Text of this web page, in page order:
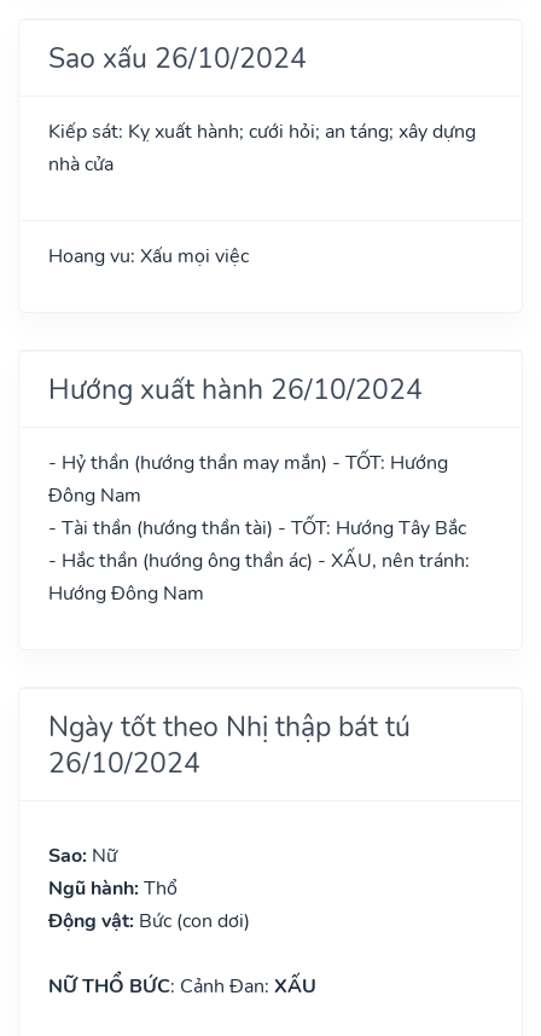
Sao xấu 26/10/2024
Kiếp sát: Kỵ xuất hành; cưới hỏi; an táng; xây dựng
nhà cửa
Hoang vu: Xấu mọi việc
Hướng xuất hành 26/10/2024
- Hỷ thần (hướng thần may mắn) - TỐT: Hướng
Đông Nam
- Tài thần (hướng thần tài) - TỐT: Hướng Tây Bắc
- Hắc thần (hướng ông thần ác) - XẤU, nên tránh:
Hướng Đông Nam
Ngày tốt theo Nhị thập bát tú
26/10/2024
Sao: Nữ
Ngũ hành: Thổ
Động vật: Bức (con dơi)
NỮ THỔ BỨC: Cảnh Đan: XẤU